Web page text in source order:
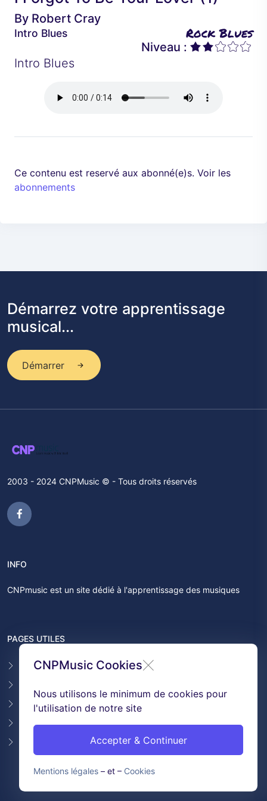
t
e
n
By Robert Cray
Intro Blues Rock Blues
Niveau :
Intro Blues
Ce contenu est reservé aux abonné(e)s. Voir les
abonnements
CNPMusic Cookies
Nous utilisons le minimum de cookies pour
l'utilisation de notre site
Accepter & Continuer
Mentions légales – et – Cookies
Démarrez votre apprentissage
musical...
Démarrer
2003 - 2024 CNPMusic © - Tous droits réservés
INFO
CNPmusic est un site dédié à l'apprentissage des musiques
PAGES UTILES
Contact
Témoignages
Conditions générales de ventes
GDPR & Cookies